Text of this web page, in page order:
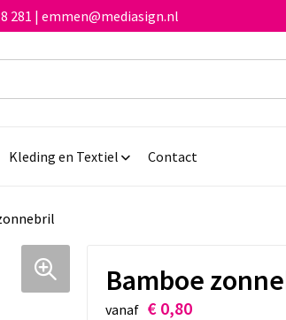
281 | emmen@mediasign.nl
Kleding en Textiel Contact
Bamboe
vanaf € 0,80